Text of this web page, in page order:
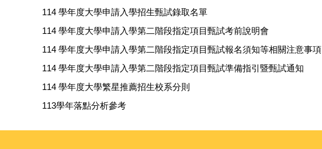
114 學年度大學申請入學招生甄試錄取名單
114 學年度大學申請入學第二階段指定項目甄試考前說明會
114 學年度大學申請入學第二階段指定項目甄試報名須知等相關注意事項
114 學年度大學申請入學第二階段指定項目甄試準備指引暨甄試通知
114 學年度大學繁星推薦招生校系分則
113學年落點分析參考